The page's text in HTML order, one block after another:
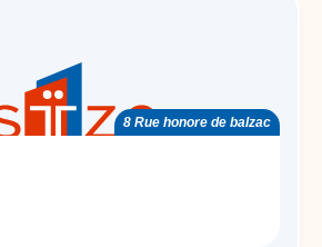
8 Rue honore de balzac